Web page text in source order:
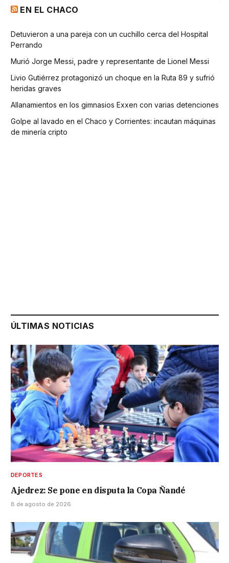
EN EL CHACO
Detuvieron a una pareja con un cuchillo cerca del Hospital
Perrando
Murió Jorge Messi, padre y representante de Lionel Messi
Livio Gutiérrez protagonizó un choque en la Ruta 89 y sufrió
heridas graves
Allanamientos en los gimnasios Exxen con varias detenciones
Golpe al lavado en el Chaco y Corrientes: incautan máquinas
de minería cripto
ÚLTIMAS NOTICIAS
DEPORTES
Ajedrez: Se pone en disputa la Copa Ñandé
8 de agosto de 2026